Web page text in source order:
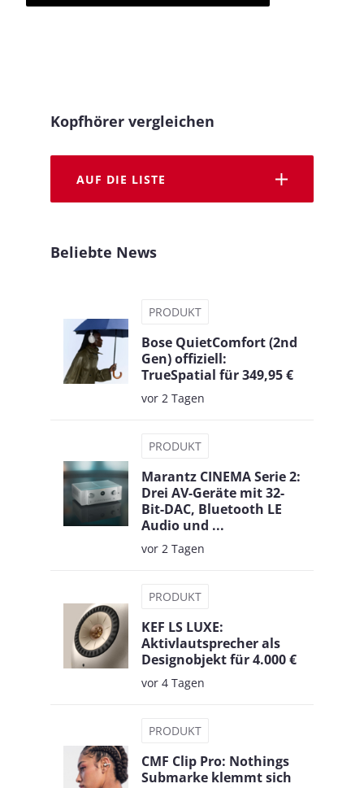
Kopfhörer vergleichen
AUF DIE LISTE
Beliebte News
PRODUKT
Bose QuietComfort (2nd
Gen) offiziell:
TrueSpatial für 349,95 €
vor 2 Tagen
PRODUKT
Marantz CINEMA Serie 2:
Drei AV-Geräte mit 32-
Bit-DAC, Bluetooth LE
Audio und ...
vor 2 Tagen
PRODUKT
KEF LS LUXE:
Aktivlautsprecher als
Designobjekt für 4.000 €
vor 4 Tagen
PRODUKT
CMF Clip Pro: Nothings
Submarke klemmt sich